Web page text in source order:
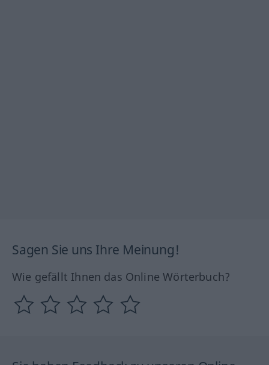
Sagen Sie uns Ihre Meinung!
Wie gefällt Ihnen das Online Wörterbuch?